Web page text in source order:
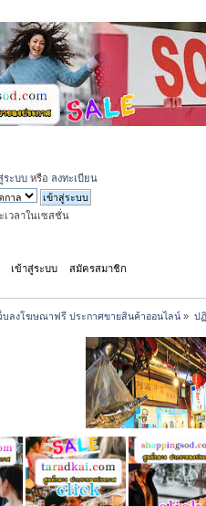
ระบบ หรือ ลงทะเบียน
เวลาในเซสชั่น
เข้าสู่ระบบ สมัครสมาชิก
บลงโฆษณาฟรี ประกาศขายสินค้าออนไลน์ » ป